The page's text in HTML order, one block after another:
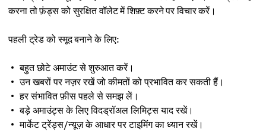
करना तो फ़ंड्स को सुरक्षित वॉलेट में शिफ़्ट करने पर विचार करें।
पहली ट्रेड को स्मूद बनाने के लिए:
बहुत छोटे अमाउंट से शुरुआत करें।
उन खबरों पर नज़र रखें जो कीमतों को प्रभावित कर सकती हैं।
हर संभावित फ़ीस पहले से समझ लें।
बड़े अमाउंट्स के लिए विदड्रॉअल लिमिट्स याद रखें।
मार्केट ट्रेंड्स/न्यूज़ के आधार पर टाइमिंग का ध्यान रखें।